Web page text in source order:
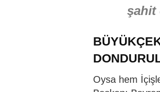
şahit
Oysa hem